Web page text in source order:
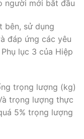
người mới bắt đầu
bên, sử dụng
đáp ứng các yêu
lục 3 của Hiệp
trọng lượng (kg)
trọng lượng thực
5% trọng lượng